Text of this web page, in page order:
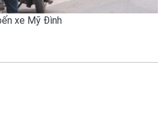
xe Mỹ Đình